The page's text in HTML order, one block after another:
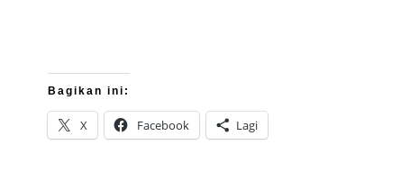
Bagikan ini:
X Facebook Lagi